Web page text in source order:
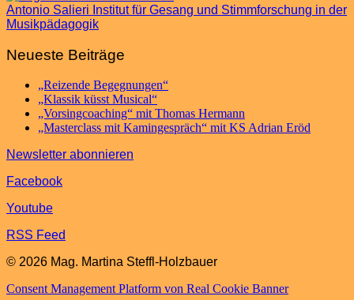
Antonio Salieri Institut für Gesang und Stimmforschung in der
Musikpädagogik
Neueste Beiträge
„Reizende Begegnungen“
„Klassik küsst Musical“
„Vorsingcoaching“ mit Thomas Hermann
„Masterclass mit Kamingespräch“ mit KS Adrian Eröd
Newsletter abonnieren
Facebook
Youtube
RSS Feed
© 2026 Mag. Martina Steffl-Holzbauer
Consent Management Platform von Real Cookie Banner